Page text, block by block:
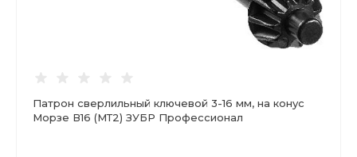
Патрон сверлильный ключевой 3-16 мм, на конус
Морзе В16 (МТ2) ЗУБР Профессионал